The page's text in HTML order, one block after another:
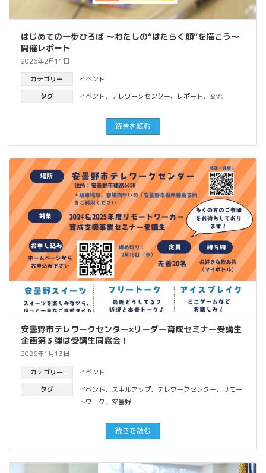
はじめての一歩ひろば ～わたしの“はたらく顔”を描こう～
開催レポート
2026年2月11日
カテゴリー
イベント
タグ
イベント、 テレワークセンター、 レポート、 交流
続きを読む
安曇野市テレワークセンター×リーダー育成セミナー受講生
企画第３弾は受講生同窓会！
2026年1月13日
カテゴリー
イベント
タグ
イベント、 スキルアップ、 テレワークセンター、
リモー
トワーク、 安曇野
続きを読む